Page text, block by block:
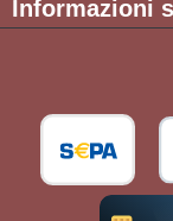
Informazioni